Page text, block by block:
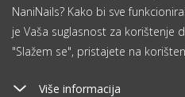
NaniNails? Kako bi sve
je Vaša suglasnost za korištenje
"Slažem se", pristajete na
Više informacija